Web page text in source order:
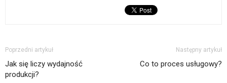
Poprzedni artykuł
Jak się liczy wydajność
produkcji?
Następny artykuł
Co to proces usługowy?